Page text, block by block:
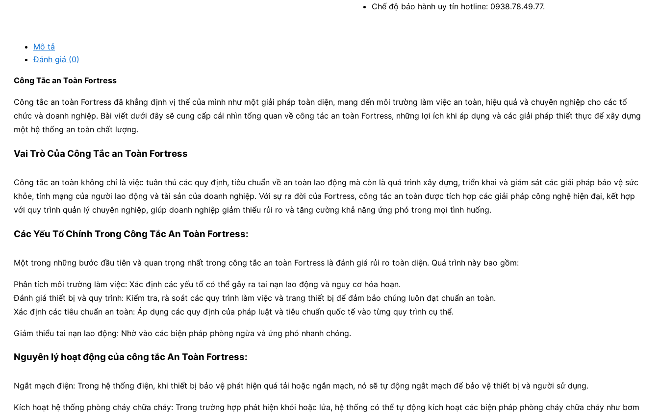
Chế độ bảo hành uy tín hotline: 0938.78.49.77.
Mô tả
Đánh giá (0)
Công Tắc an Toàn Fortress
Công tắc an toàn Fortress đã khẳng định vị thế của mình như một giải pháp toàn diện, mang đến môi trường làm việc an toàn, hiệu quả và chuyên nghiệp cho các tổ
chức và doanh nghiệp. Bài viết dưới đây sẽ cung cấp cái nhìn tổng quan về công tác an toàn Fortress, những lợi ích khi áp dụng và các giải pháp thiết thực để xây dựng
một hệ thống an toàn chất lượng.
Vai Trò Của Công Tắc an Toàn Fortress
Công tắc an toàn không chỉ là việc tuân thủ các quy định, tiêu chuẩn về an toàn lao động mà còn là quá trình xây dựng, triển khai và giám sát các giải pháp bảo vệ sức
khỏe, tính mạng của người lao động và tài sản của doanh nghiệp. Với sự ra đời của Fortress, công tác an toàn được tích hợp các giải pháp công nghệ hiện đại, kết hợp
với quy trình quản lý chuyên nghiệp, giúp doanh nghiệp giảm thiểu rủi ro và tăng cường khả năng ứng phó trong mọi tình huống.
Các Yếu Tố Chính Trong Công Tắc An Toàn Fortress:
Một trong những bước đầu tiên và quan trọng nhất trong công tắc an toàn Fortress là đánh giá rủi ro toàn diện. Quá trình này bao gồm:
Phân tích môi trường làm việc: Xác định các yếu tố có thể gây ra tai nạn lao động và nguy cơ hỏa hoạn.
Đánh giá thiết bị và quy trình: Kiểm tra, rà soát các quy trình làm việc và trang thiết bị để đảm bảo chúng luôn đạt chuẩn an toàn.
Xác định các tiêu chuẩn an toàn: Áp dụng các quy định của pháp luật và tiêu chuẩn quốc tế vào từng quy trình cụ thể.
Giảm thiểu tai nạn lao động: Nhờ vào các biện pháp phòng ngừa và ứng phó nhanh chóng.
Nguyên lý hoạt động của công tắc An Toàn Fortress:
Ngắt mạch điện: Trong hệ thống điện, khi thiết bị bảo vệ phát hiện quá tải hoặc ngắn mạch, nó sẽ tự động ngắt mạch để bảo vệ thiết bị và người sử dụng.
Kích hoạt hệ thống phòng cháy chữa cháy: Trong trường hợp phát hiện khói hoặc lửa, hệ thống có thể tự động kích hoạt các biện pháp phòng cháy chữa cháy như bơm